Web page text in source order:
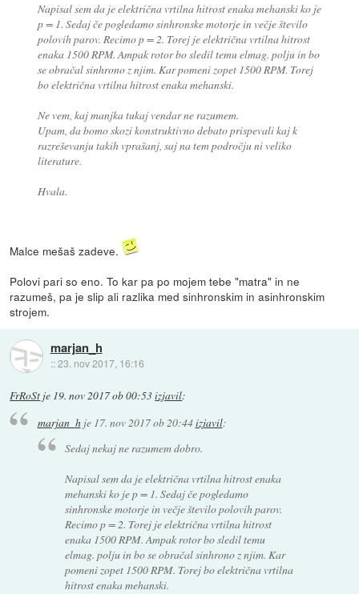
Napisal sem da je električna vrtilna hitrost enaka mehanski ko je
p = 1. Sedaj če pogledamo sinhronske motorje in večje število
polovih parov. Recimo p = 2. Torej je električna vrtilna hitrost
enaka 1500 RPM. Ampak rotor bo sledil temu elmag. polju in bo
se obračal sinhrono z njim. Kar pomeni zopet 1500 RPM. Torej
bo električna vrtilna hitrost enaka mehanski.
Ne vem, kaj manjka tukaj vendar ne razumem.
Upam, da bomo skozi konstruktivno debato prispevali kaj k
razreševanju takih vprašanj, saj na tem področju ni veliko
literature.
Hvala.
Malce mešaš zadeve.
Polovi pari so eno. To kar pa po mojem tebe "matra" in ne
razumeš, pa je slip ali razlika med sinhronskim in asinhronskim
strojem.
marjan_h
::23. nov 2017, 16:16
FrRoSt je 19. nov 2017 ob 00:53izjavil:
marjan_hje 17. nov 2017 ob 20:44izjavil:
Sedaj nekaj ne razumem dobro.
Napisal sem da je električna vrtilna hitrost enaka
mehanski ko je p = 1. Sedaj če pogledamo
sinhronske motorje in večje število polovih parov.
Recimo p = 2. Torej je električna vrtilna hitrost
enaka 1500 RPM. Ampak rotor bo sledil temu
elmag. polju in bo se obračal sinhrono z njim. Kar
pomeni zopet 1500 RPM. Torej bo električna vrtilna
hitrost enaka mehanski.